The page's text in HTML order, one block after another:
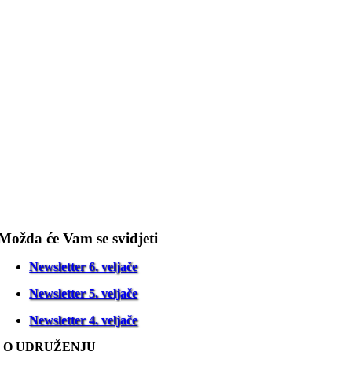
će Vam se svidjeti
Newsletter 6. veljače
Newsletter 5. veljače
Newsletter 4. veljače
O UDRUŽENJU